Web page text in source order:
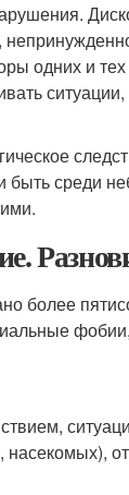
одних и
быть среди
более